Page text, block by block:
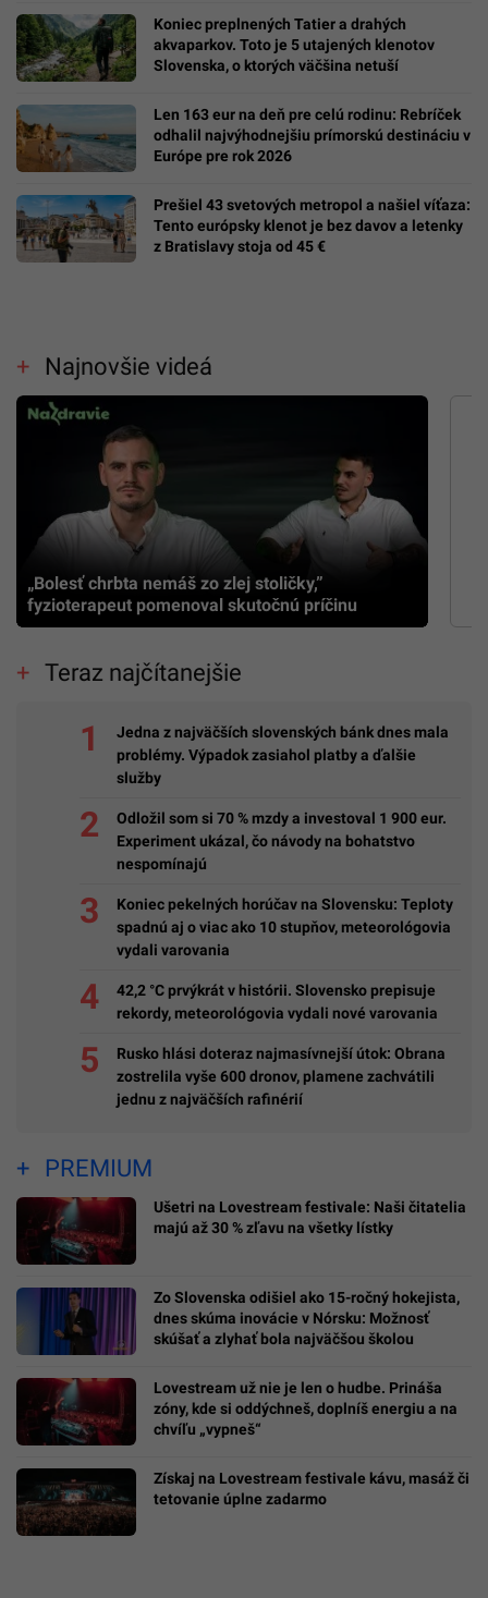
Koniec preplnených Tatier a drahých
akvaparkov. Toto je 5 utajených klenotov
Slovenska, o ktorých väčšina netuší
Len 163 eur na deň pre celú rodinu: Rebríček
odhalil najvýhodnejšiu prímorskú destináciu v
Európe pre rok 2026
Prešiel 43 svetových metropol a našiel víťaza:
Tento európsky klenot je bez davov a letenky
z Bratislavy stoja od 45 €
Najnovšie videá
„Bolesť chrbta nemáš zo zlej stoličky,”
fyzioterapeut pomenoval skutočnú príčinu
Teraz najčítanejšie
Jedna z najväčších slovenských bánk dnes mala
problémy. Výpadok zasiahol platby a ďalšie
služby
Odložil som si 70 % mzdy a investoval 1 900 eur.
Experiment ukázal, čo návody na bohatstvo
nespomínajú
Koniec pekelných horúčav na Slovensku: Teploty
spadnú aj o viac ako 10 stupňov, meteorológovia
vydali varovania
42,2 °C prvýkrát v histórii. Slovensko prepisuje
rekordy, meteorológovia vydali nové varovania
Rusko hlási doteraz najmasívnejší útok: Obrana
zostrelila vyše 600 dronov, plamene zachvátili
jednu z najväčších rafinérií
PREMIUM
Ušetri na Lovestream festivale: Naši čitatelia
majú až 30 % zľavu na všetky lístky
Zo Slovenska odišiel ako 15-ročný hokejista,
dnes skúma inovácie v Nórsku: Možnosť
skúšať a zlyhať bola najväčšou školou
Lovestream už nie je len o hudbe. Prináša
zóny, kde si oddýchneš, doplníš energiu a na
chvíľu „vypneš“
Získaj na Lovestream festivale kávu, masáž či
tetovanie úplne zadarmo